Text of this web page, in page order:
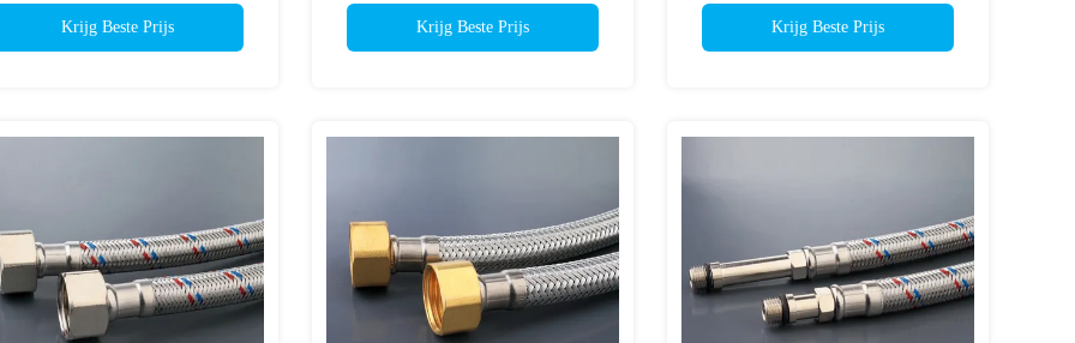
Krijg Beste Prijs Krijg Beste Prijs Krijg Beste Prijs